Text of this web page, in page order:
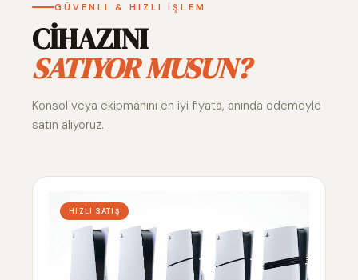
GÜVENLI & HIZLI İŞLEM
CİHAZINI
SATIYOR MUSUN?
Konsol veya ekipmanını en iyi fiyata, anında ödemeyle
satın alıyoruz.
HIZLI SATIŞ